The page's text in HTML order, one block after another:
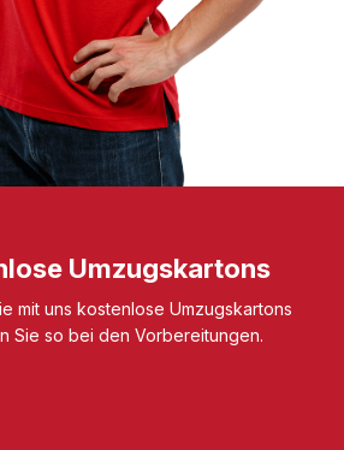
Umzugskartons
mit uns kostenlose Umzugskartons
Sie so bei den Vorbereitungen.